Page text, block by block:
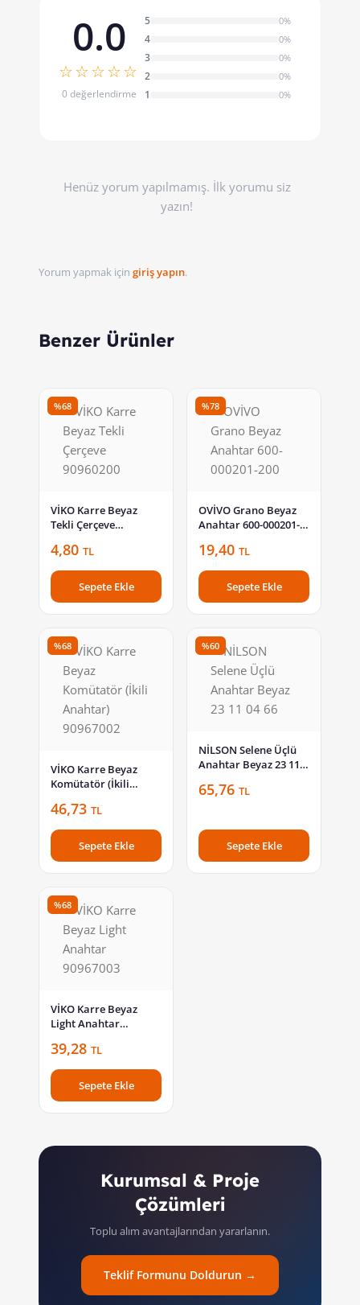
0.0
☆☆☆☆☆
0 değerlendirme
5 0%
4 0%
3 0%
2 0%
1 0%
Henüz yorum yapılmamış. İlk yorumu siz
yazın!
Yorum yapmak için giriş yapın.
Benzer Ürünler
%68
VİKO Karre Beyaz
Tekli Çerçeve
4,80 TL
Sepete Ekle
%78
OVİVO Grano Beyaz
Anahtar 600-000201-
19,40 TL
Sepete Ekle
%68
VİKO Karre Beyaz
Komütatör (İkili
46,73 TL
Sepete Ekle
%60
NİLSON Selene Üçlü
Anahtar Beyaz 23 11
65,76 TL
Sepete Ekle
%68
VİKO Karre Beyaz
Light Anahtar
39,28 TL
Sepete Ekle
Kurumsal & Proje
Çözümleri
Toplu alım avantajlarından yararlanın.
Teklif Formunu Doldurun →